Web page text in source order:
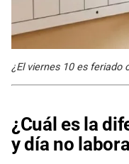
¿El viernes 10 es feriado
¿Cuál es la
y día no